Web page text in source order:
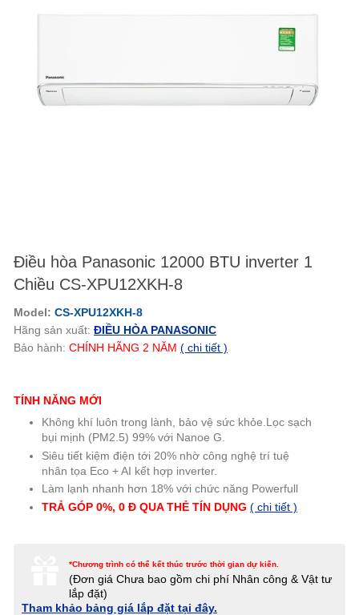
Điều hòa Panasonic 12000 BTU inverter 1
Chiều CS-XPU12XKH-8
Model: CS-XPU12XKH-8
Hãng sản xuất: ĐIỀU HÒA PANASONIC
Bảo hành: CHÍNH HÃNG 2 NĂM ( chi tiết )
TÍNH NĂNG MỚI
Không khí luôn trong lành, bảo vệ sức khỏe.Lọc sạch
bụi mịnh (PM2.5) 99% với Nanoe G.
Siêu tiết kiệm điện tới 20% nhờ công nghệ trí tuệ
nhân tọa Eco + AI kết hợp inverter.
Làm lạnh nhanh hơn 18% với chức năng Powerfull
TRẢ GÓP 0%, 0 Đ QUA THẺ TÍN DỤNG ( chi tiết )
*Chương trình có thể kết thúc trước thời gian dự kiến.
(Đơn giáChưa bao gồm chi phí Nhân công & Vật tư
lắp đặt)
Tham khảo bảng giá lắp đặt tại đây.